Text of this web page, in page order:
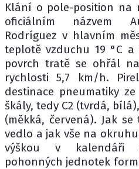
Klání o pole-position na
oficiálním názvem
Rodríguez v hlavním
teplotě vzduchu 19 °C
povrch tratě se ohřál
rychlosti 5,7 km/h.
destinace pneumatiky
škály, tedy C2 (tvrdá,
(měkká, červená). Jak
vedlo a jak vše na
výškou v kalendáři
pohonných jednotek